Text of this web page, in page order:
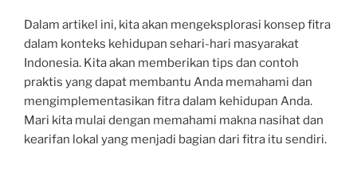
Dalam artikel ini, kita akan mengeksplorasi konsep fitra
dalam konteks kehidupan sehari-hari masyarakat
Indonesia. Kita akan memberikan tips dan contoh
praktis yang dapat membantu Anda memahami dan
mengimplementasikan fitra dalam kehidupan Anda.
Mari kita mulai dengan memahami makna nasihat dan
kearifan lokal yang menjadi bagian dari fitra itu sendiri.